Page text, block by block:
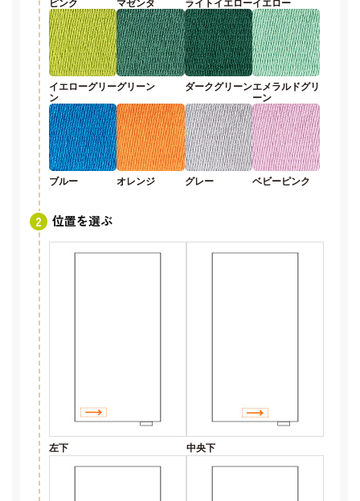
ピンク マゼンタ ライトイエローイエロー
イエローグリー
ン
グリーン ダークグリーンエメラルドグリ
ーン
ブルー オレンジ グレー ベビーピンク
位置を選ぶ
左下 中央下